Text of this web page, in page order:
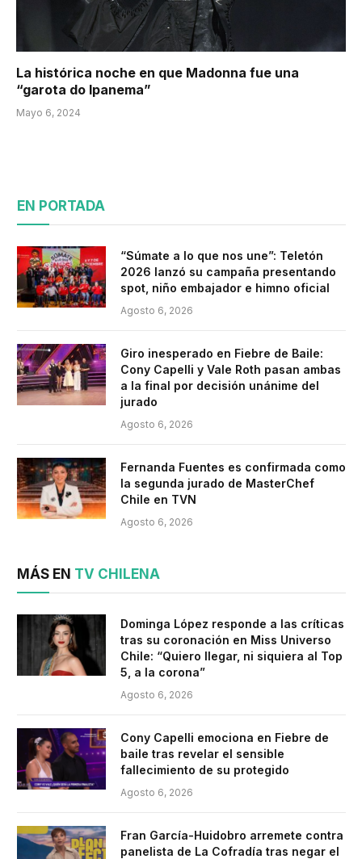
La histórica noche en que Madonna fue una
“garota do Ipanema”
Mayo 6, 2024
EN PORTADA
“Súmate a lo que nos une”: Teletón
2026 lanzó su campaña presentando
spot, niño embajador e himno oficial
Agosto 6, 2026
Giro inesperado en Fiebre de Baile:
Cony Capelli y Vale Roth pasan ambas
a la final por decisión unánime del
jurado
Agosto 6, 2026
Fernanda Fuentes es confirmada como
la segunda jurado de MasterChef
Chile en TVN
Agosto 6, 2026
MÁS EN TV CHILENA
Dominga López responde a las críticas
tras su coronación en Miss Universo
Chile: “Quiero llegar, ni siquiera al Top
5, a la corona”
Agosto 6, 2026
Cony Capelli emociona en Fiebre de
baile tras revelar el sensible
fallecimiento de su protegido
Agosto 6, 2026
Fran García-Huidobro arremete contra
panelista de La Cofradía tras negar el